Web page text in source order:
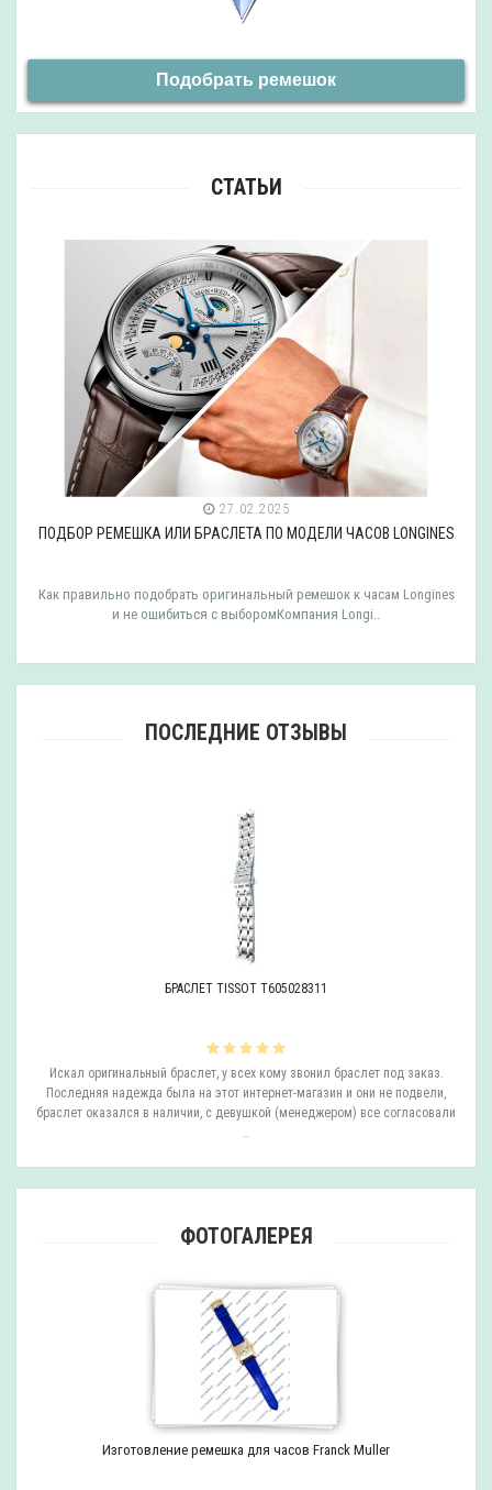
Подобрать ремешок
СТАТЬИ
27.02.2025
ПОДБОР РЕМЕШКА ИЛИ БРАСЛЕТА ПО МОДЕЛИ ЧАСОВ LONGINES
Как правильно подобрать оригинальный ремешок к часам Longines
и не ошибиться с выборомКомпания Longi..
ПОСЛЕДНИЕ ОТЗЫВЫ
БРАСЛЕТ TISSOT T605028311
Искал оригинальный браслет, у всех кому звонил браслет под заказ.
Последняя надежда была на этот интернет-магазин и они не подвели,
браслет оказался в наличии, с девушкой (менеджером) все согласовали
..
ФОТОГАЛЕРЕЯ
Изготовление ремешка для часов Franck Muller